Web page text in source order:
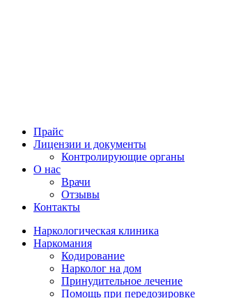
Прайс
Лицензии и документы
Контролирующие органы
О нас
Врачи
Отзывы
Контакты
Наркологическая клиника
Наркомания
Кодирование
Нарколог на дом
Принудительное лечение
Помощь при передозировке